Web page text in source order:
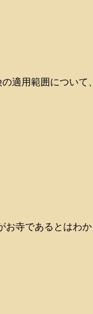
適用範囲につい
寺であるとはわ